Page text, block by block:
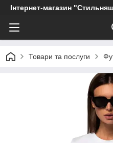
Інтернет-магазин
Товари та послуги